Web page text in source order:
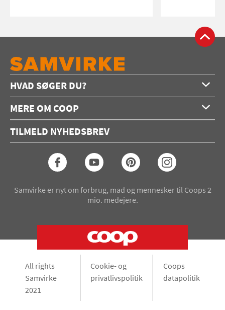
HVAD SØGER DU?
Forside
Opskrifter
Konkurrencer
MERE OM COOP
Annoncering
Coop medlem
TILMELD NYHEDSBREV
Samvirke er nyt om forbrug, mad og mennesker til Coops 2
mio. medejere.
All rights
Samvirke
2021
Cookie- og
privatlivspolitik
Coops
datapolitik